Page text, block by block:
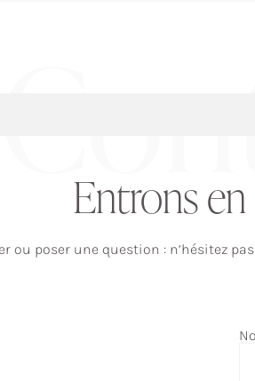
Entrons en
ou poser une question : n’hésitez
*